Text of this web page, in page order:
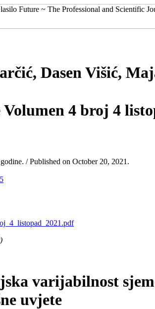
Dasen Višić,
4 broj 4
/ Published on October 20, 2021.
varijabilnost
uvjete